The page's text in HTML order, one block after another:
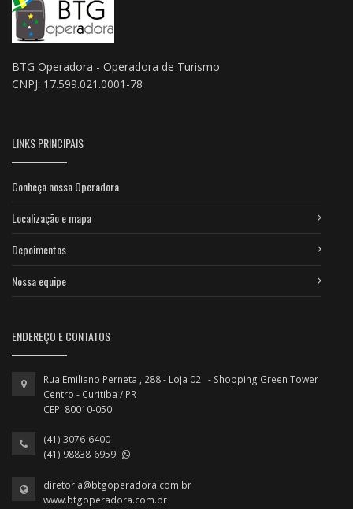
BTG Operadora - Operadora de Turismo
CNPJ: 17.599.021.0001-78
LINKS PRINCIPAIS
Conheça nossa Operadora
Localização e mapa
Depoimentos
Nossa equipe
ENDEREÇO E CONTATOS
Rua Emiliano Perneta , 288 - Loja 02 - Shopping Green Tower
Centro - Curitiba / PR
CEP: 80010-050
(41) 3076-6400
(41) 98838-6959_
diretoria@btgoperadora.com.br
www.btgoperadora.com.br